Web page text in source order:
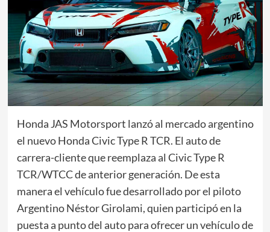
Honda JAS Motorsport lanzó al mercado argentino
el nuevo Honda Civic Type R TCR. El auto de
carrera-cliente que reemplaza al Civic Type R
TCR/WTCC de anterior generación. De esta
manera el vehículo fue desarrollado por el piloto
Argentino Néstor Girolami, quien participó en la
puesta a punto del auto para ofrecer un vehículo de